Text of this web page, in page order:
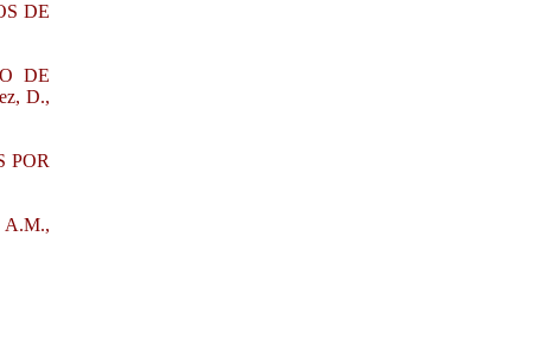
DE
DE
D.,
POR